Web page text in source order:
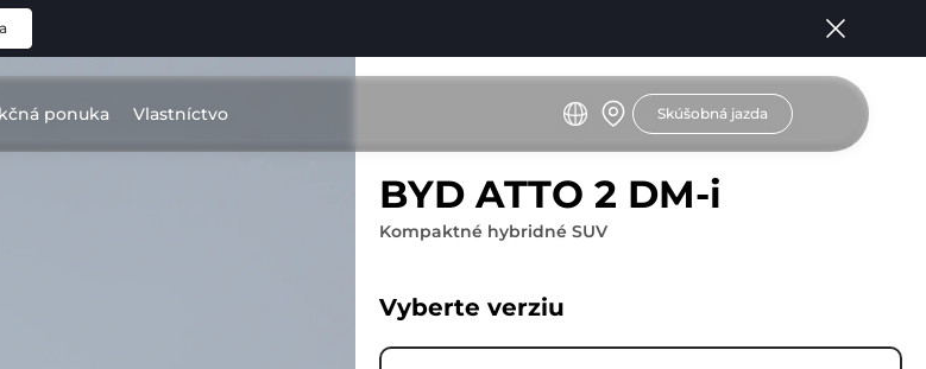
ponuka Vlastníctvo Skúšobná jazda
BYD ATTO 2 DM-i
Kompaktné hybridné SUV
Vyberte verziu